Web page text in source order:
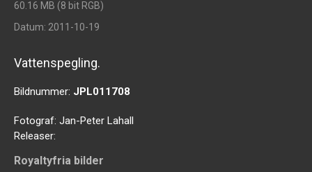
60.16 MB (8 bit RGB)
Datum: 2011-10-19
Vattenspegling.
Bildnummer: JPL011708
Fotograf: Jan-Peter Lahall
Releaser:
Royaltyfria bilder